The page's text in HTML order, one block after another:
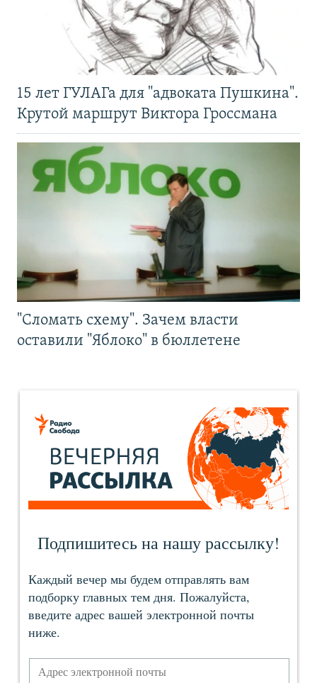
15 лет ГУЛАГа для "адвоката Пушкина".
Крутой маршрут Виктора Гроссмана
"Сломать схему". Зачем власти
оставили "Яблоко" в бюллетене